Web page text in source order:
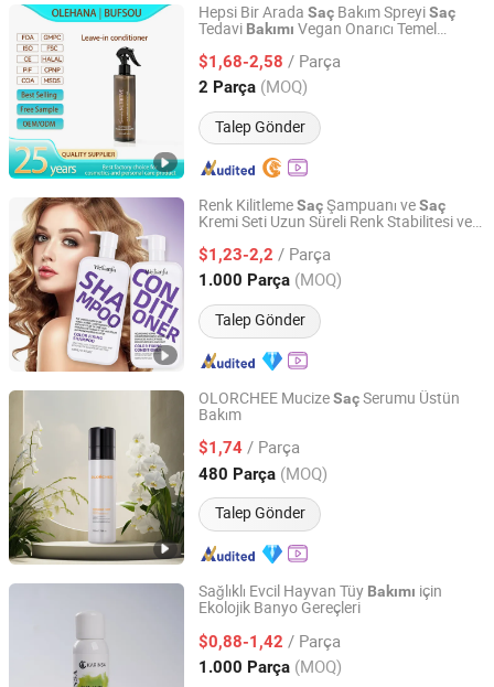
Hepsi Bir Arada Saç Bakım SpreyiSaç
Tedavi Bakımı Vegan Onarıcı Temel
$1,68-2,58 / Parça
2 Parça (MOQ)
Talep Gönder
Guangzhou Olehana Biotechnology Co., Ltd
Guangdong, China Fiyat 2024
Renk KilitlemeSaç Şampuanı veSaç
Kremi Seti Uzun Süreli Renk Stabilitesi ve
$1,23-2,2 / Parça
1.000 Parça (MOQ)
Talep Gönder
Guangzhou Yiyi Biotechnology Co., Ltd.
Guangdong, China Fiyat 2024
OLORCHEE MucizeSaçSerumu Üstün
Bakım
$1,74 / Parça
480 Parça (MOQ)
Talep Gönder
Zhaoqing Kaijoe Technology Co., Ltd.
Guangdong, China Fiyat 2011
Sağlıklı Evcil Hayvan Tüy Bakımı için
Ekolojik Banyo Gereçleri
$0,88-1,42 / Parça
1.000 Parça (MOQ)
Linyi Wobel Pet Supply Co., Ltd.
Shandong, China Fiyat 2025